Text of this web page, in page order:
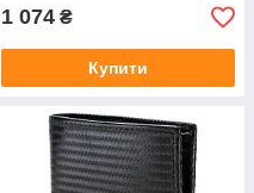
1 074 ₴
Купити